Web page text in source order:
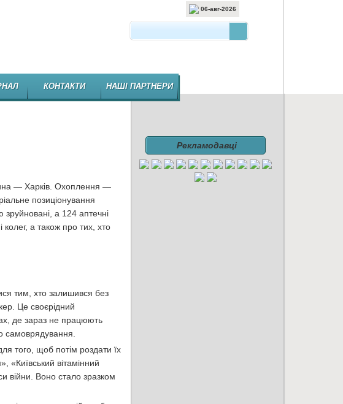
06-авг-2026
КОНТАКТИ НАШІ ПАРТНЕРИ
— Харків. Охоплення —
позиціонування
а 124 аптечні
а також про тих, хто
тим, хто залишився без
Це своєрідний
де зараз не працюють
самоврядування.
того, щоб потім роздати їх
вітамінний
війни. Воно стало зразком
Рекламодавці